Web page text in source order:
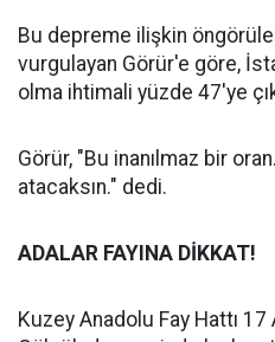
Bu depreme ilişkin
vurgulayan Görür'e göre,
olma ihtimali yüzde 47'ye
Görür, "Bu inanılmaz bir
atacaksın." dedi.
ADALAR FAYINA DİKKAT!
Kuzey Anadolu Fay Hattı